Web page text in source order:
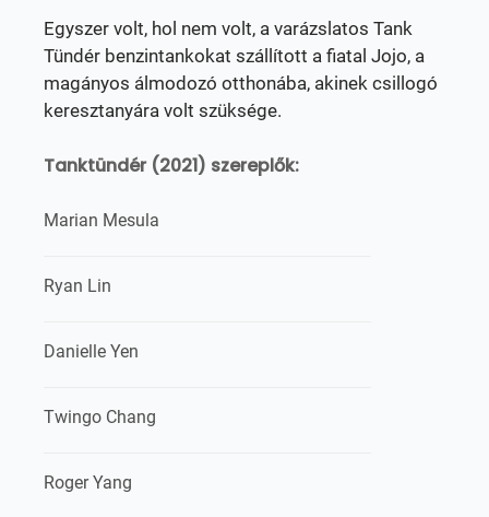
Egyszer volt, hol nem volt, a varázslatos Tank
Tündér benzintankokat szállított a fiatal Jojo, a
magányos álmodozó otthonába, akinek csillogó
keresztanyára volt szüksége.
Tanktündér (2021) szereplők:
Marian Mesula
Ryan Lin
Danielle Yen
Twingo Chang
Roger Yang